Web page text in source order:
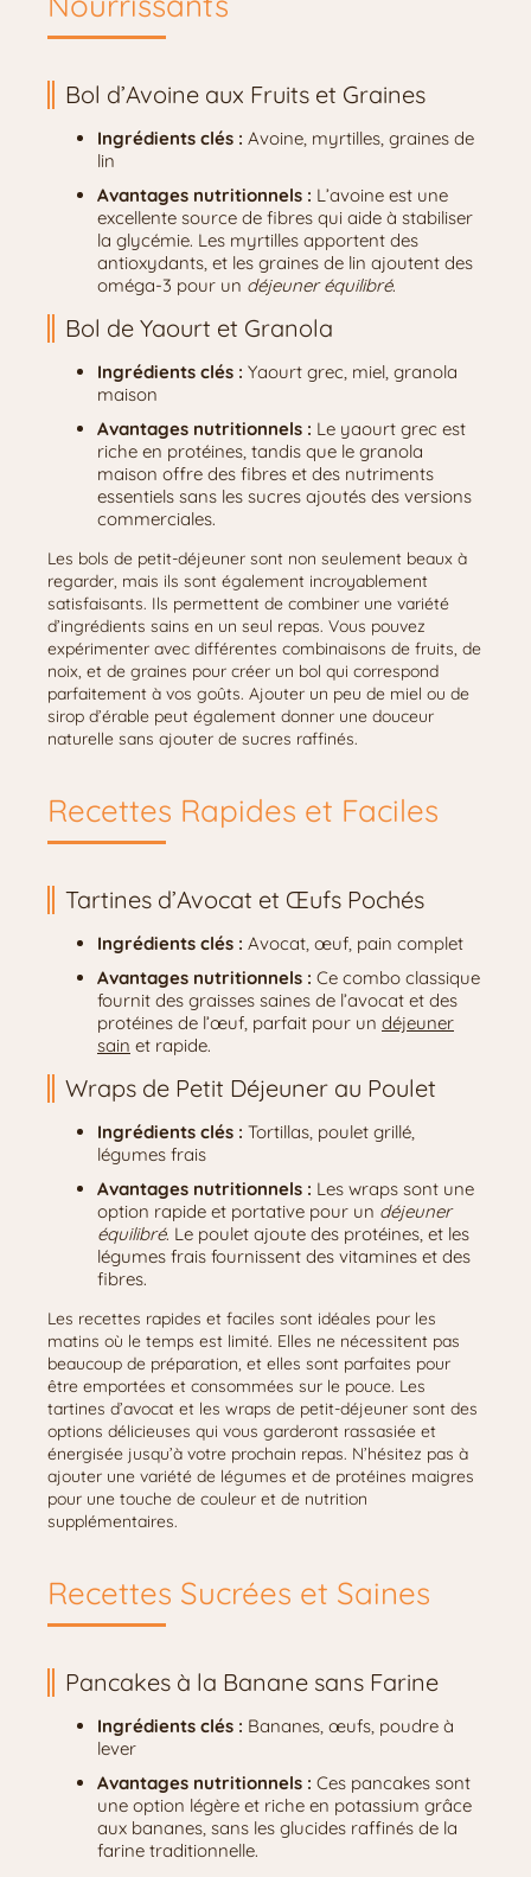
Bol d’Avoine aux Fruits et Graines
Ingrédients clés : Avoine, myrtilles, graines de
lin
Avantages nutritionnels : L’avoine est une
excellente source de fibres qui aide à stabiliser
la glycémie. Les myrtilles apportent des
antioxydants, et les graines de lin ajoutent des
oméga-3 pour un déjeuner équilibré.
Bol de Yaourt et Granola
Ingrédients clés : Yaourt grec, miel, granola
maison
Avantages nutritionnels : Le yaourt grec est
riche en protéines, tandis que le granola
maison offre des fibres et des nutriments
essentiels sans les sucres ajoutés des versions
commerciales.
Les bols de petit-déjeuner sont non seulement beaux à
regarder, mais ils sont également incroyablement
satisfaisants. Ils permettent de combiner une variété
d’ingrédients sains en un seul repas. Vous pouvez
expérimenter avec différentes combinaisons de fruits, de
noix, et de graines pour créer un bol qui correspond
parfaitement à vos goûts. Ajouter un peu de miel ou de
sirop d’érable peut également donner une douceur
naturelle sans ajouter de sucres raffinés.
Recettes Rapides et Faciles
Tartines d’Avocat et Œufs Pochés
Ingrédients clés : Avocat, œuf, pain complet
Avantages nutritionnels : Ce combo classique
fournit des graisses saines de l’avocat et des
protéines de l’œuf, parfait pour un déjeuner
sain et rapide.
Wraps de Petit Déjeuner au Poulet
Ingrédients clés : Tortillas, poulet grillé,
légumes frais
Avantages nutritionnels : Les wraps sont une
option rapide et portative pour un déjeuner
équilibré. Le poulet ajoute des protéines, et les
légumes frais fournissent des vitamines et des
fibres.
Les recettes rapides et faciles sont idéales pour les
matins où le temps est limité. Elles ne nécessitent pas
beaucoup de préparation, et elles sont parfaites pour
être emportées et consommées sur le pouce. Les
tartines d’avocat et les wraps de petit-déjeuner sont des
options délicieuses qui vous garderont rassasiée et
énergisée jusqu’à votre prochain repas. N’hésitez pas à
ajouter une variété de légumes et de protéines maigres
pour une touche de couleur et de nutrition
supplémentaires.
Recettes Sucrées et Saines
Pancakes à la Banane sans Farine
Ingrédients clés : Bananes, œufs, poudre à
lever
Avantages nutritionnels : Ces pancakes sont
une option légère et riche en potassium grâce
aux bananes, sans les glucides raffinés de la
farine traditionnelle.